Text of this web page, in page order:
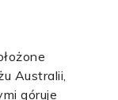
Australii,
góruje